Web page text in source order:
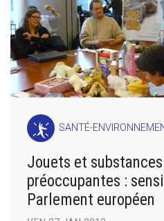
SANTÉ-
Jouets et
préoccupantes :
Parlement européen